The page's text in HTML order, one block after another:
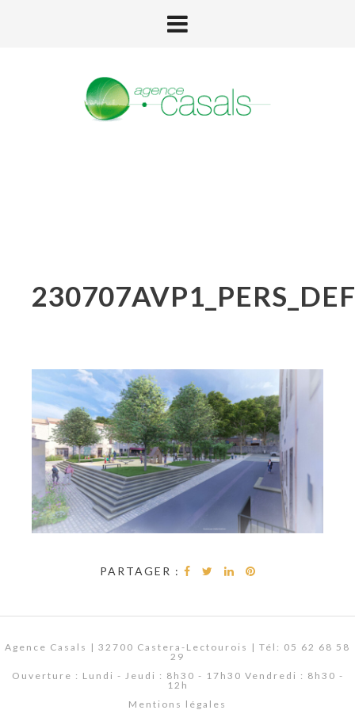
PARTAGER :
Agence Casals | 32700 Castera-Lectourois | Tél: 05 62 68 58
29
Ouverture : Lundi - Jeudi : 8h30 - 17h30 Vendredi : 8h30 -
12h
Mentions légales